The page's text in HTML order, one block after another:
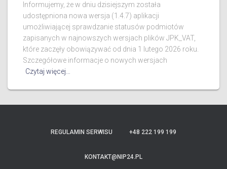
Informujemy, że w dniu dzisiejszym została
udostępniona nowa wersja (1.4.7) aplikacji
umożliwiającej sprawdzanie statusów podmiotów
zapisanych w najnowszych wersjach plików JPK_VAT,
które zaczęły obowiązywać od dnia 1 lutego 2026 roku.
Szczegółowe informacje o nowych wersjach
Czytaj więcej…
REGULAMIN SERWISU +48 222 199 199
KONTAKT@NIP24.PL